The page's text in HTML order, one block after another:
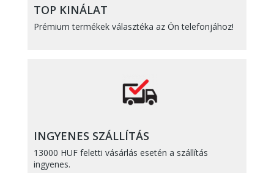
TOP KINÁLAT
Prémium termékek választéka az Ön telefonjához!
INGYENES SZÁLLÍTÁS
13000 HUF feletti vásárlás esetén a szállítás
ingyenes.